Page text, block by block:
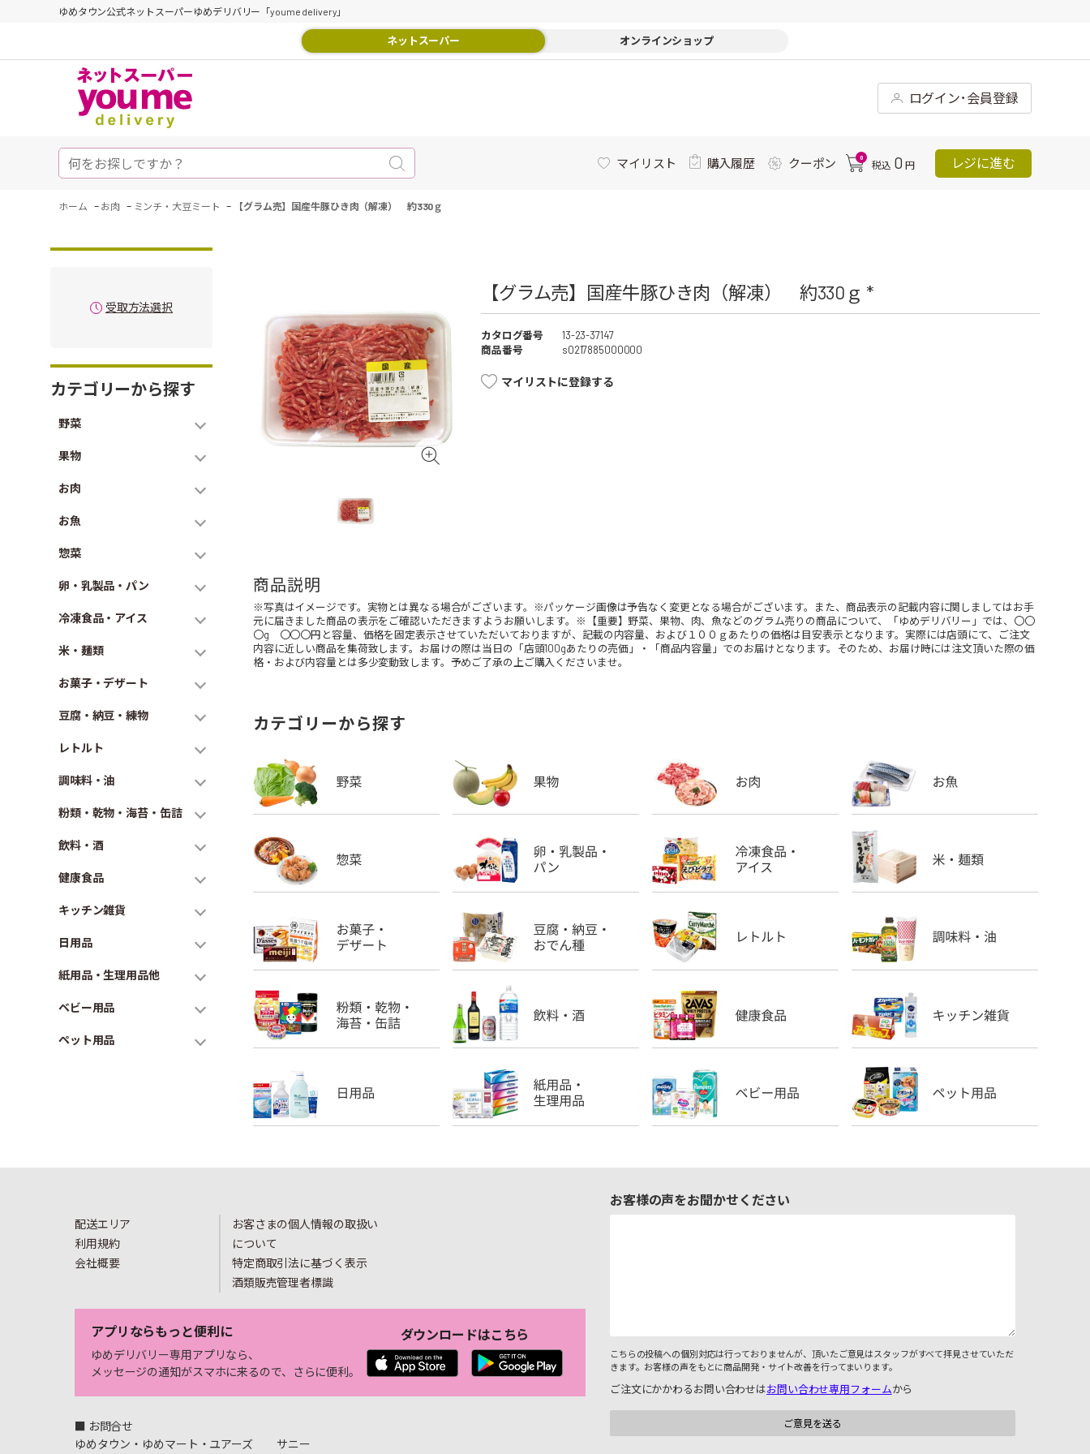
ゆめタウン公式ネットスーパーゆめデリバリー「youme delivery」
ネットスーパー オンラインショップ
ログイン･会員登録
マイリスト 購入履歴 クーポン 0
税込 0 円 レジに進む
ホーム - お肉 - ミンチ・大豆ミート - 【グラム売】国産牛豚ひき肉（解凍） 約330ｇ
受取方法選択
カテゴリーから探す
野菜
果物
お肉
お魚
惣菜
卵・乳製品・パン
冷凍食品・アイス
米・麺類
お菓子・デザート
豆腐・納豆・練物
レトルト
調味料・油
粉類・乾物・海苔・缶詰
飲料・酒
健康食品
キッチン雑貨
日用品
紙用品・生理用品他
ベビー用品
ペット用品
【グラム売】国産牛豚ひき肉（解凍） 約330ｇ *
カタログ番号
13-23-37147
商品番号
s0217885000000
マイリストに登録する
商品説明
※写真はイメージです。実物とは異なる場合がございます。※パッケージ画像は予告なく変更となる場合がございます。また、商品表示の記載内容に関しましてはお手
元に届きました商品の表示をご確認いただきますようお願いします。※【重要】野菜、果物、肉、魚などのグラム売りの商品について、「ゆめデリバリー」では、〇〇
〇g 〇〇〇円と容量、価格を固定表示させていただいておりますが、記載の内容量、および１００ｇあたりの価格は目安表示となります。実際には店頭にて、ご注文
内容に近しい商品を集荷致します。お届けの際は当日の「店頭100gあたりの売価」・「商品内容量」でのお届けとなります。そのため、お届け時には注文頂いた際の価
格・および内容量とは多少変動致します。予めご了承の上ご購入くださいませ。
カテゴリーから探す
配送エリア
利用規約
会社概要
お客さまの個人情報の取扱い
について
特定商取引法に基づく表示
酒類販売管理者標識
アプリならもっと便利に
ゆめデリバリー専用アプリなら、
メッセージの通知がスマホに来るので、さらに便利。
ダウンロードはこちら
■ お問合せ
ゆめタウン・ゆめマート・ユアーズ
サニー
お客様の声をお聞かせください
こちらの投稿への個別対応は行っておりませんが、頂いたご意見はスタッフがすべて拝見させていただ
きます。お客様の声をもとに商品開発・サイト改善を行ってまいります。
ご注文にかかわるお問い合わせはお問い合わせ専用フォームから